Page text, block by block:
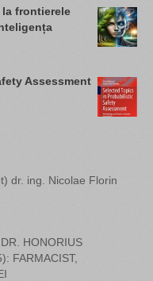
frontierele
Assessment
dr. ing. Nicolae Florin
HONORIUS
FARMACIST,